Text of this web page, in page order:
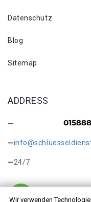
Wir verwenden
Datenschutz
Blog
Sitemap
ADDRESS
24/7